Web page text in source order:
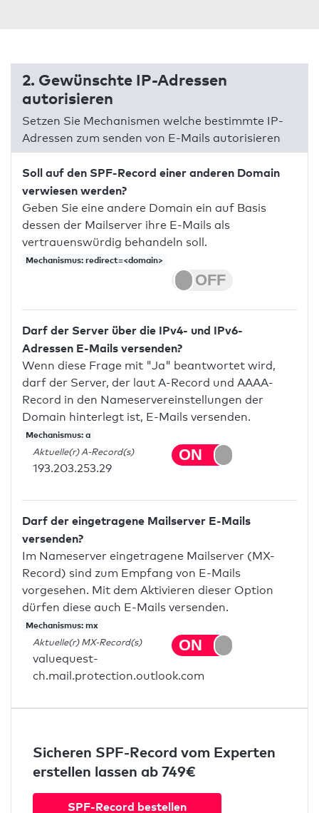
2. Gewünschte IP-Adressen
autorisieren
Setzen Sie Mechanismen welche bestimmte IP-
Adressen zum senden von E-Mails autorisieren
Soll auf den SPF-Record einer anderen Domain
verwiesen werden?
Geben Sie eine andere Domain ein auf Basis
dessen der Mailserver ihre E-Mails als
vertrauenswürdig behandeln soll.
Mechanismus: redirect=<domain>
Darf der Server über die IPv4- und IPv6-
Adressen E-Mails versenden?
Wenn diese Frage mit "Ja" beantwortet wird,
darf der Server, der laut A-Record und AAAA-
Record in den Nameservereinstellungen der
Domain hinterlegt ist, E-Mails versenden.
Mechanismus: a
Aktuelle(r) A-Record(s)
193.203.253.29
Darf der eingetragene Mailserver E-Mails
versenden?
Im Nameserver eingetragene Mailserver (MX-
Record) sind zum Empfang von E-Mails
vorgesehen. Mit dem Aktivieren dieser Option
dürfen diese auch E-Mails versenden.
Mechanismus: mx
Aktuelle(r) MX-Record(s)
valuequest-
ch.mail.protection.outlook.com
Sicheren SPF-Record vom Experten
erstellen lassen ab 749€
SPF-Record bestellen